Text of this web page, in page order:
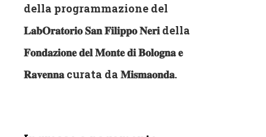
della programmazione del
𝐋𝐚𝐛𝐎𝐫𝐚𝐭𝐨𝐫𝐢𝐨 𝐒𝐚𝐧 𝐅𝐢𝐥𝐢𝐩𝐩𝐨 𝐍𝐞𝐫𝐢 della
𝐅𝐨𝐧𝐝𝐚𝐳𝐢𝐨𝐧𝐞 𝐝𝐞𝐥 𝐌𝐨𝐧𝐭𝐞 𝐝𝐢 𝐁𝐨𝐥𝐨𝐠𝐧𝐚 𝐞
𝐑𝐚𝐯𝐞𝐧𝐧𝐚 curata da 𝐌𝐢𝐬𝐦𝐚𝐨𝐧𝐝𝐚.